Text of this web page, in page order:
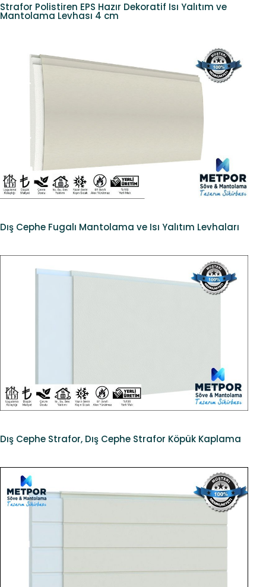
Strafor Polistiren EPS Hazır Dekoratif Isı Yalıtım ve
Mantolama Levhası 4 cm
Dış Cephe Fugalı Mantolama ve Isı Yalıtım Levhaları
Dış Cephe Strafor, Dış Cephe Strafor Köpük Kaplama